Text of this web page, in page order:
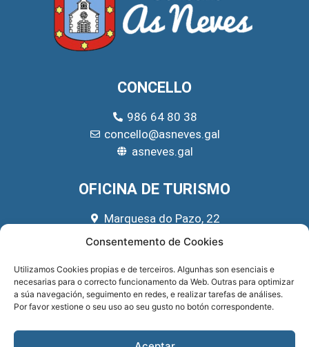
Consentemento de Cookies
Utilizamos Cookies propias e de terceiros. Algunhas son esenciais e
necesarias para o correcto funcionamento da Web. Outras para optimizar
a súa navegación, seguimento en redes, e realizar tarefas de análises.
Por favor xestione o seu uso ao seu gusto no botón correspondente.
CONCELLO
986 64 80 38
concello@asneves.gal
asneves.gal
OFICINA DE TURISMO
Marquesa do Pazo, 22
666 39 45 65
REDES SOCIAIS